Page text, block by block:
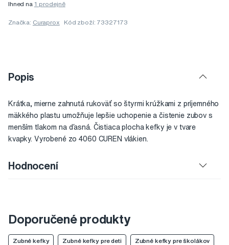
Ihned na 1 prodejně
Značka: Curaprox Kód zboží: 73327173
Popis
Krátka, mierne zahnutá rukoväť so štyrmi krúžkami z príjemného
mäkkého plastu umožňuje lepšie uchopenie a čistenie zubov s
menším tlakom na ďasná. Čistiaca plocha kefky je v tvare
kvapky. Vyrobené zo 4060 CUREN vlákien.
Hodnocení
Doporučené produkty
Zubné kefky Zubné kefky pre deti Zubné kefky pre školákov